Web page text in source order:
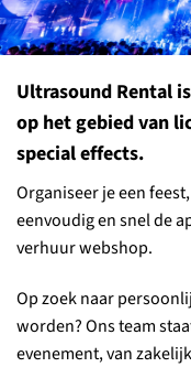
Ultrasound Rental
op het gebied van
special effects.
Organiseer je een
eenvoudig en snel de
verhuur webshop.
Op zoek naar
worden? Ons team
evenement, van